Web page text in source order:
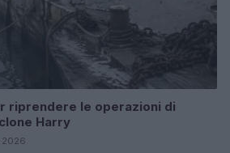
riprendere le operazioni di
Harry
2026